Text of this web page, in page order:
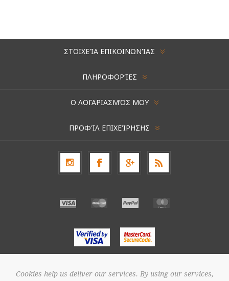
ΣΤΟΙΧΕΊΑ ΕΠΙΚΟΙΝΩΝΊΑΣ
ΠΛΗΡΟΦΟΡΊΕΣ
Ο ΛΟΓΑΡΙΑΣΜΌΣ ΜΟΥ
ΠΡΟΦΊΛ ΕΠΙΧΕΊΡΗΣΗΣ
Πνευματική ιδιοκτησία © 2026 ΑΝΘΟΠΩΛΕΙΟ ΣΑΠΟΥΝΤΖΑΚΗΣ. Διατηρούνται
Cookies help us deliver our services. By using our services,